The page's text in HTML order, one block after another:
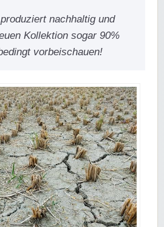
produziert nachhaltig und
Kollektion sogar 90%
vorbeischauen!